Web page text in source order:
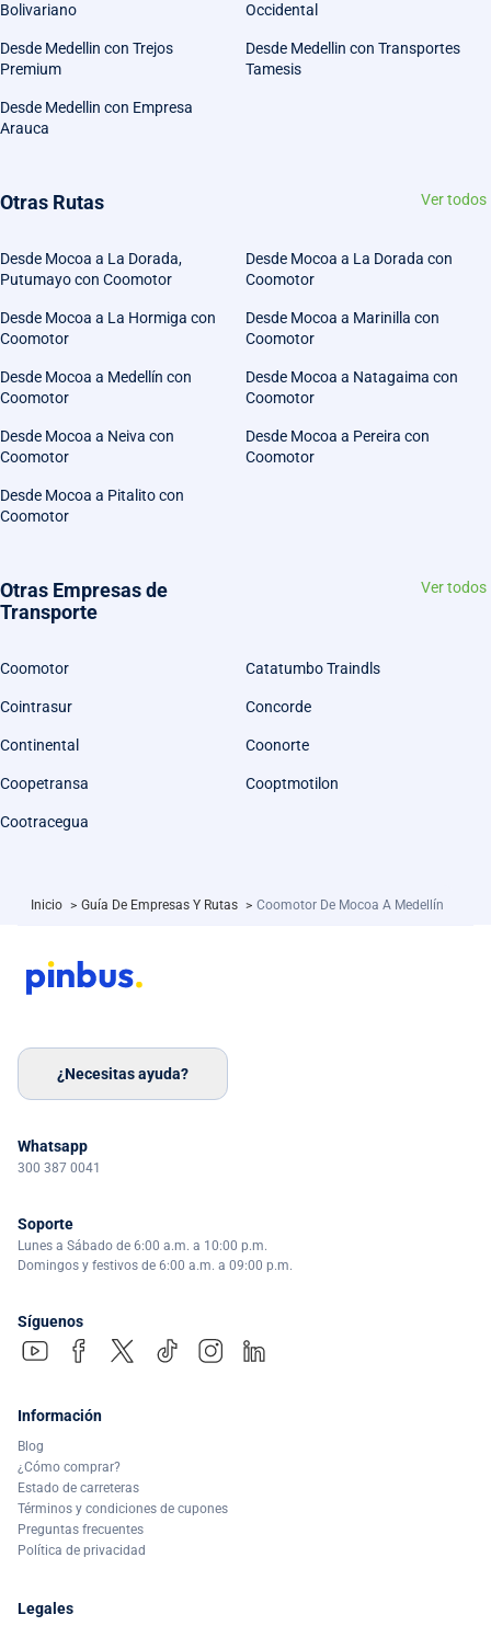
Bolivariano
Occidental
Desde Medellin con Trejos
Premium
Desde Medellin con Transportes
Tamesis
Desde Medellin con Empresa
Arauca
Otras Rutas Ver todos
Desde Mocoa a La Dorada,
Putumayo con Coomotor
Desde Mocoa a La Dorada con
Coomotor
Desde Mocoa a La Hormiga con
Coomotor
Desde Mocoa a Marinilla con
Coomotor
Desde Mocoa a Medellín con
Coomotor
Desde Mocoa a Natagaima con
Coomotor
Desde Mocoa a Neiva con
Coomotor
Desde Mocoa a Pereira con
Coomotor
Desde Mocoa a Pitalito con
Coomotor
Otras Empresas de
Transporte
Ver todos
Coomotor Catatumbo Traindls
Cointrasur Concorde
Continental Coonorte
Coopetransa Cooptmotilon
Cootracegua
Inicio > Guía De Empresas Y Rutas > Coomotor De Mocoa A Medellín
¿Necesitas ayuda?
Whatsapp
300 387 0041
Soporte
Lunes a Sábado de 6:00 a.m. a 10:00 p.m.
Domingos y festivos de 6:00 a.m. a 09:00 p.m.
Síguenos
Información
Blog
¿Cómo comprar?
Estado de carreteras
Términos y condiciones de cupones
Preguntas frecuentes
Política de privacidad
Legales